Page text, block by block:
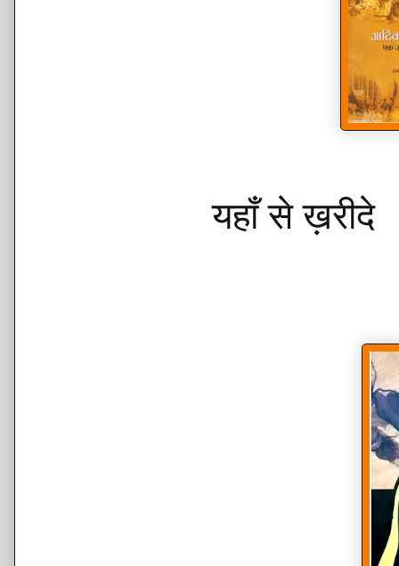
यहाँ से ख़रीदे